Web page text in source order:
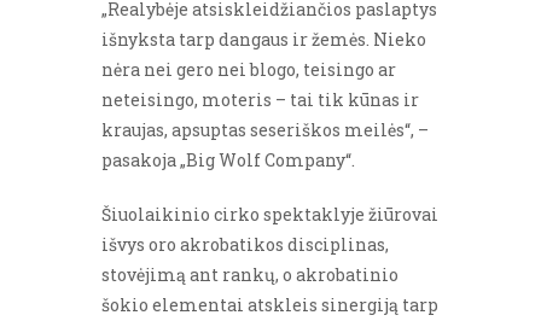
„Realybėje atsiskleidžiančios paslaptys
išnyksta tarp dangaus ir žemės. Nieko
nėra nei gero nei blogo, teisingo ar
neteisingo, moteris – tai tik kūnas ir
kraujas, apsuptas seseriškos meilės“, –
pasakoja „Big Wolf Company“.
Šiuolaikinio cirko spektaklyje žiūrovai
išvys oro akrobatikos disciplinas,
stovėjimą ant rankų, o akrobatinio
šokio elementai atskleis sinergiją tarp